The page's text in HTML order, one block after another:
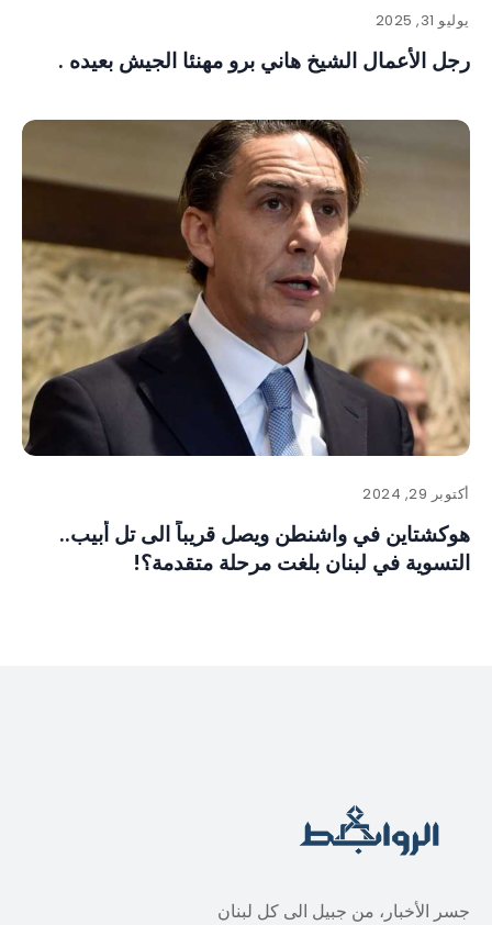
يوليو 31, 2025
رجل الأعمال الشيخ هاني برو مهنئا الجيش بعيده .
أكتوبر 29, 2024
هوكشتاين في واشنطن ويصل قريباً الى تل أبيب..
التسوية في لبنان بلغت مرحلة متقدمة؟!
جسر الأخبار، من جبيل الى كل لبنان